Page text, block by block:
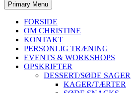
Primary Menu
FORSIDE
OM CHRISTINE
KONTAKT
PERSONLIG TRÆNING
EVENTS & WORKSHOPS
OPSKRIFTER
DESSERT/SØDE SAGER
KAGER/TÆRTER